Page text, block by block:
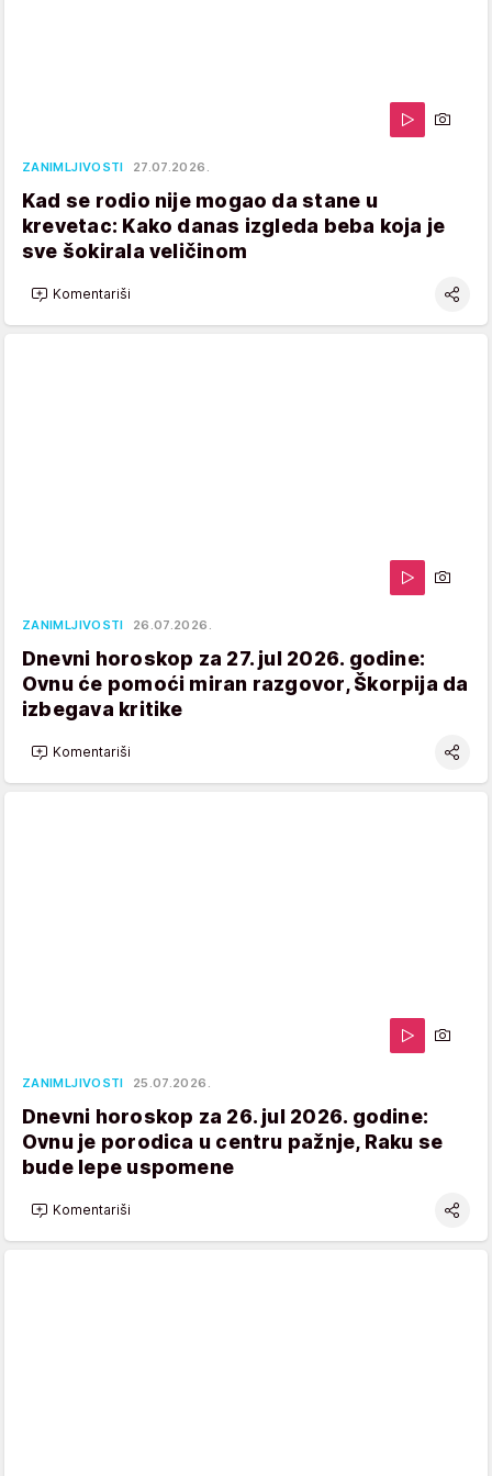
ZANIMLJIVOSTI 27.07.2026.
Kad se rodio nije mogao da stane u
krevetac: Kako danas izgleda beba koja je
sve šokirala veličinom
Komentariši
ZANIMLJIVOSTI 26.07.2026.
Dnevni horoskop za 27. jul 2026. godine:
Ovnu će pomoći miran razgovor, Škorpija da
izbegava kritike
Komentariši
ZANIMLJIVOSTI 25.07.2026.
Dnevni horoskop za 26. jul 2026. godine:
Ovnu je porodica u centru pažnje, Raku se
bude lepe uspomene
Komentariši